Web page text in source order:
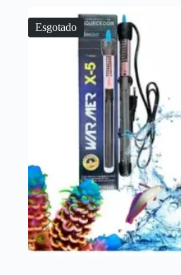
Esgotado